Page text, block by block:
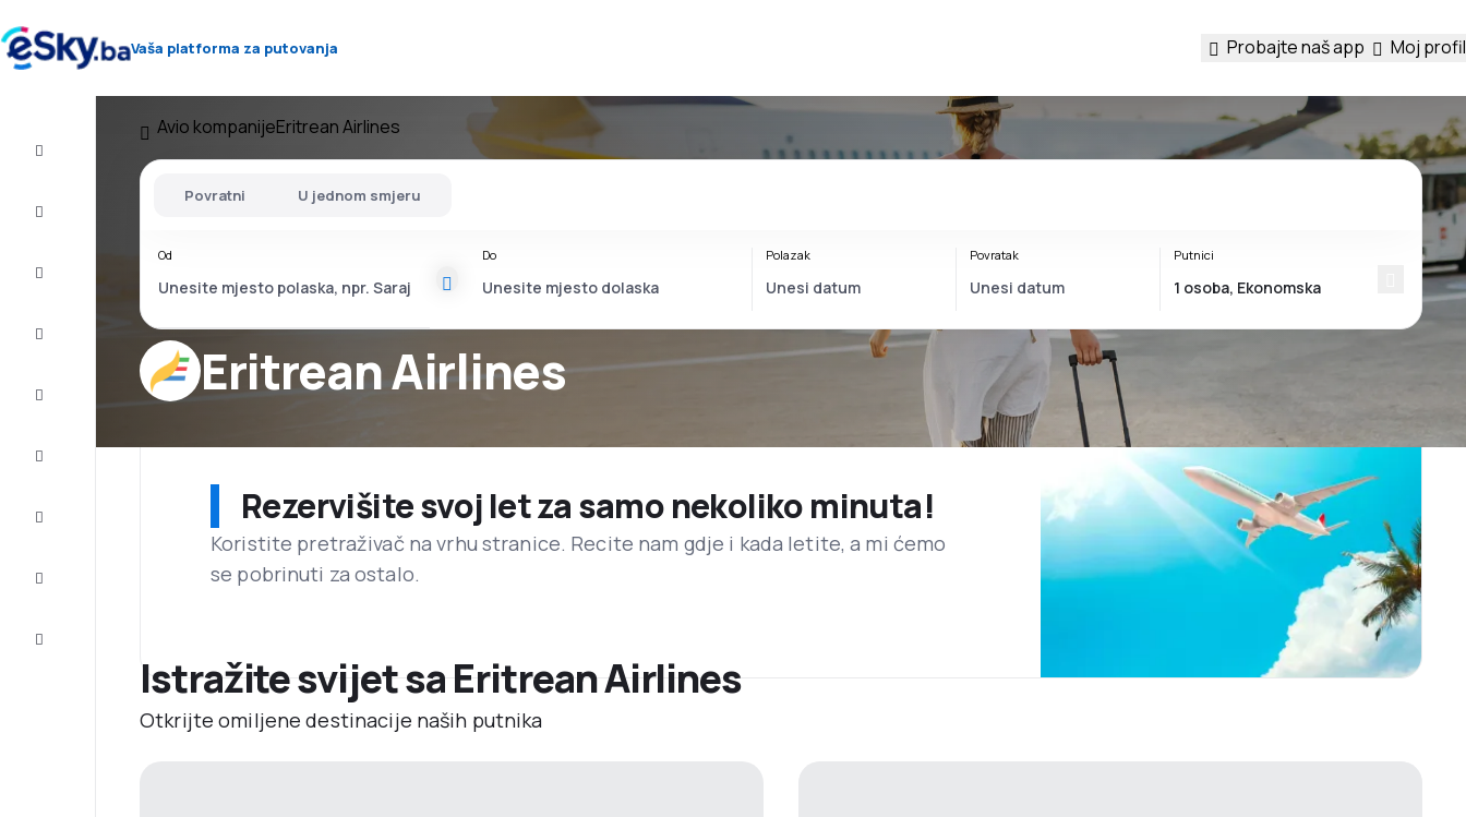
Vaša platforma za putovanja Probajte naš app Moj profil
Avio kompanijeEritrean Airlines
Eritrean Airlines
Povratni U jednom smjeru
Od Do Polazak Povratak Putnici
Rezervišite svoj let za samo nekoliko minuta!
Koristite pretraživač na vrhu stranice. Recite nam gdje i kada letite, a mi ćemo
se pobrinuti za ostalo.
Istražite svijet sa Eritrean Airlines
Otkrijte omiljene destinacije naših putnika